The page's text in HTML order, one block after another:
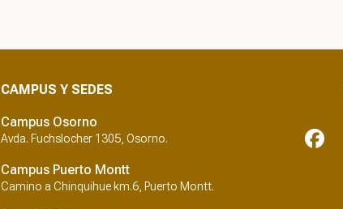
CAMPUS Y SEDES
Campus Osorno
Avda. Fuchslocher 1305, Osorno.
Campus Puerto Montt
Camino a Chinquihue km.6, Puerto Montt.